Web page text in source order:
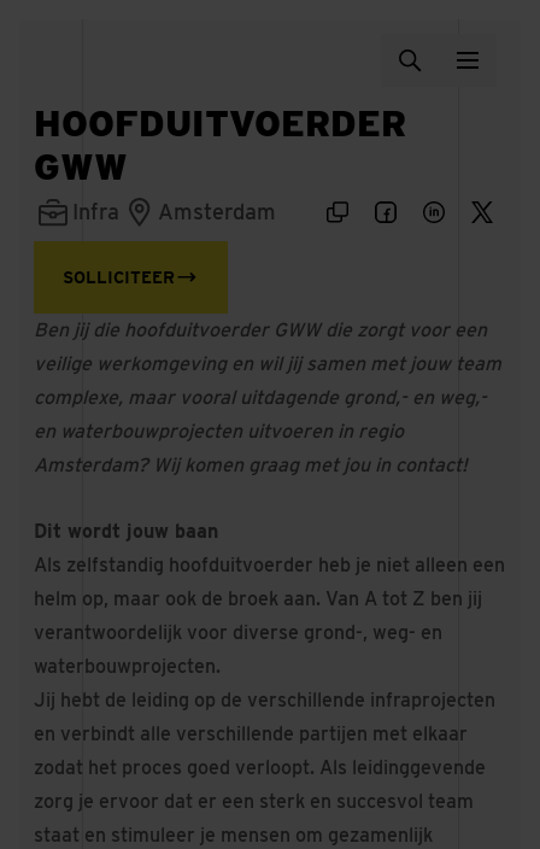
HOOFDUITVOERDER
GWW
Infra Amsterdam
SOLLICITEER
Ben jij die hoofduitvoerder GWW die zorgt voor een
veilige werkomgeving en wil jij samen met jouw team
complexe, maar vooral uitdagende grond,- en weg,-
en waterbouwprojecten uitvoeren in regio
Amsterdam? Wij komen graag met jou in contact!
Dit wordt jouw baan
Als zelfstandig hoofduitvoerder heb je niet alleen een
helm op, maar ook de broek aan. Van A tot Z ben jij
verantwoordelijk voor diverse grond-, weg- en
waterbouwprojecten.
Jij hebt de leiding op de verschillende infraprojecten
en verbindt alle verschillende partijen met elkaar
zodat het proces goed verloopt. Als leidinggevende
zorg je ervoor dat er een sterk en succesvol team
staat en stimuleer je mensen om gezamenlijk